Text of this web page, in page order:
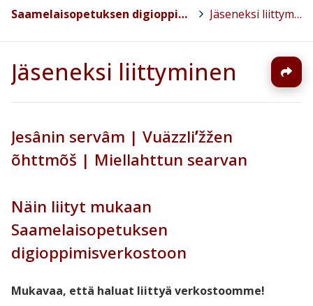
Saamelaisopetuksen digioppimisverkosto > Jäseneksi liittyminen
Jäseneksi liittyminen
Jesânin servâm | Vuäzzliʹžžen
õhttmõš | Miellahttun searvan
Näin liityt mukaan
Saamelaisopetuksen
digioppimisverkostoon
Mukavaa, että haluat liittyä verkostoomme!